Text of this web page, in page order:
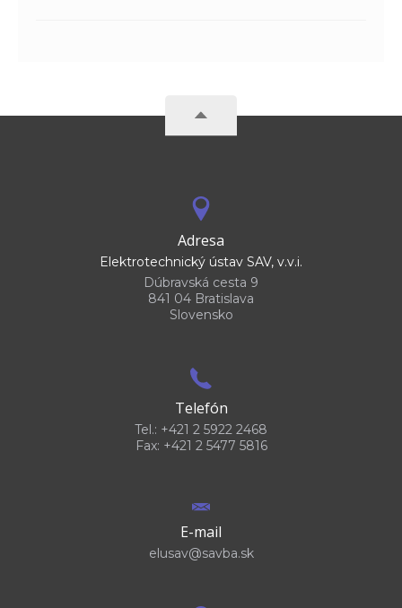
Adresa
Elektrotechnický ústav SAV, v.v.i.
Dúbravská cesta 9
841 04 Bratislava
Slovensko
Telefón
Tel.: +421 2 5922 2468
Fax: +421 2 5477 5816
E-mail
elusav@savba.sk